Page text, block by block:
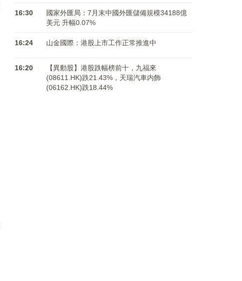
16:30
國家外匯局：7月末中國外匯儲備規模34188億
美元 升幅0.07%
16:24 山金國際：港股上市工作正常推進中
16:20
【異動股】港股跌幅榜前十，九福來
(08611.HK)跌21.43%，天瑞汽車内飾
(06162.HK)跌18.44%